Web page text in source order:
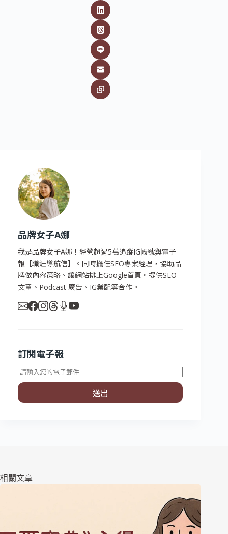
品牌女子A娜
我是品牌女子A娜！經營超過5萬追蹤IG帳號與電子
報【職涯導航信】。同時擔任SEO專案經理，協助品
牌做內容策略、讓網站排上Google首頁。提供SEO
文章、Podcast 廣告、IG業配等合作。
訂閱電子報
送出
相關文章